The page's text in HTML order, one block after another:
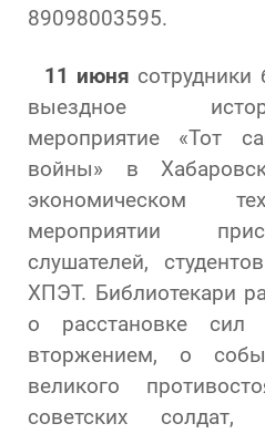
89098003595.
11 июня сотрудники
выездное
мероприятие «Тот
войны» в
экономическом
мероприятии
слушателей,
ХПЭТ. Библиотекари
о расстановке сил
вторжением, о
великого
советских солдат,